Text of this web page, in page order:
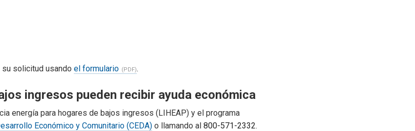
solicitud usando el formulario .
ingresos pueden recibir ayuda económica
energía para hogares de bajos ingresos (LIHEAP) y el programa
Económico y Comunitario (CEDA) o llamando al 800-571-2332.